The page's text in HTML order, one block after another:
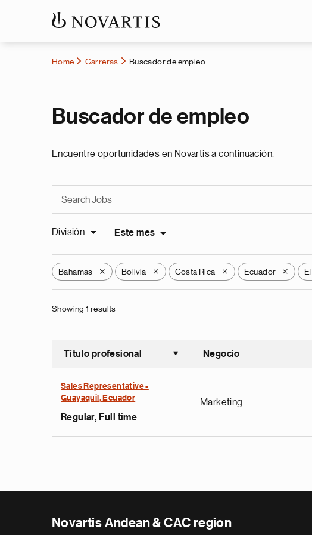
Home Carreras Buscador de empleo
Buscador de empleo
Encuentre oportunidades en Novartis a continuación.
División Este mes
Bahamas X Bolivia X Costa Rica X Ecuador X
Showing 1 results
Título profesional
Ordenar
Negocio
Sales Representative -
Guayaquil, Ecuador
Regular, Full time
Marketing
Novartis Andean & CAC region